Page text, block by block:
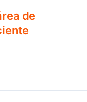
de